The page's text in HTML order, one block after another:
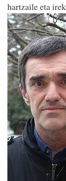
hartzaile eta